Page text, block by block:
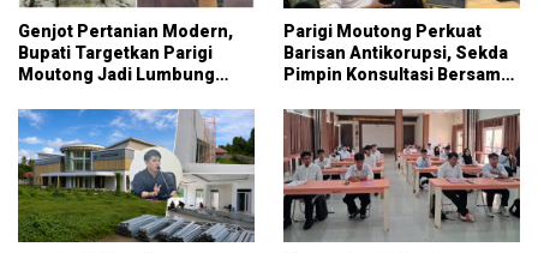
Genjot Pertanian Modern,
Bupati Targetkan Parigi
Moutong Jadi Lumbung
Parigi Moutong Perkuat
Barisan Antikorupsi, Sekda
Pimpin Konsultasi Bersama